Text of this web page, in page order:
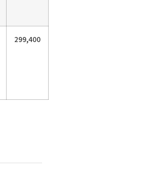
299,400